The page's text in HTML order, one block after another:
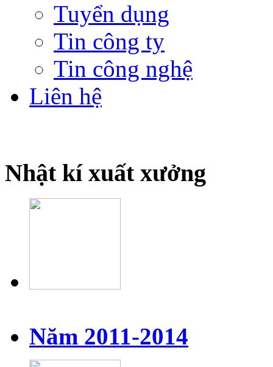
Tuyển dụng
Tin công ty
Tin công nghệ
Liên hệ
Nhật kí xuất xưởng
Năm 2011-2014